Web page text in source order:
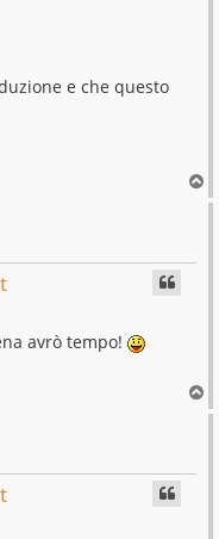
e che questo
o
avrò tempo!
o